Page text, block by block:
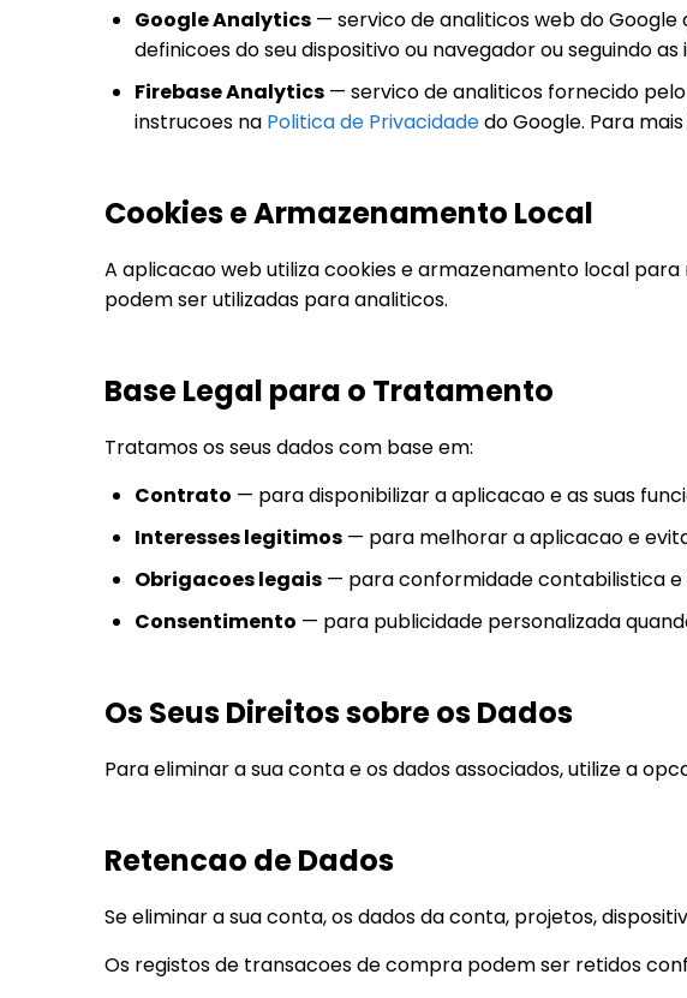
Google Analytics — servico de analiticos web do
definicoes do seu dispositivo ou navegador ou seguindo
Firebase Analytics — servico de analiticos fornecido
instrucoes na Politica de Privacidadedo Google. Para
Cookies e Armazenamento Local
A aplicacao web utiliza cookies e armazenamento local
podem ser utilizadas para analiticos.
Base Legal para o Tratamento
Tratamos os seus dados com base em:
Contrato — para disponibilizar a aplicacao e as suas
Interesses legitimos — para melhorar a aplicacao e
Obrigacoes legais — para conformidade contabilistica e
Consentimento — para publicidade personalizada
Os Seus Direitos sobre os Dados
Para eliminar a sua conta e os dados associados, utilize a
Retencao de Dados
Se eliminar a sua conta, os dados da conta, projetos,
Os registos de transacoes de compra podem ser retidos